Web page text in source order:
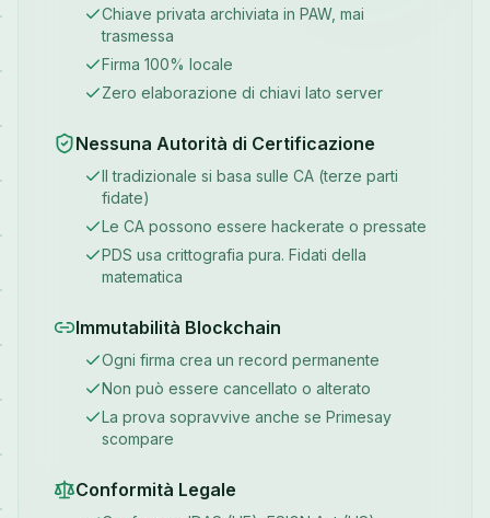
Chiave privata archiviata in PAW, mai
trasmessa
Firma 100% locale
Zero elaborazione di chiavi lato server
Nessuna Autorità di Certificazione
Il tradizionale si basa sulle CA (terze parti
fidate)
Le CA possono essere hackerate o pressate
PDS usa crittografia pura. Fidati della
matematica
Immutabilità Blockchain
Ogni firma crea un record permanente
Non può essere cancellato o alterato
La prova sopravvive anche se Primesay
scompare
Conformità Legale